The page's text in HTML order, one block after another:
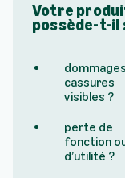
Votre
possède-t-il
cassures
visibles ?
perte de
fonction
d’utilité ?